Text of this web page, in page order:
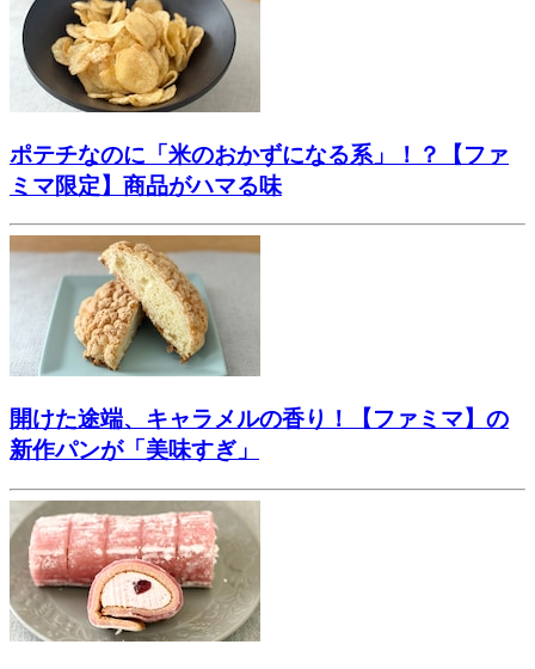
ポテチなのに「米のおかずになる系」！？【ファ
ミマ限定】商品がハマる味
開けた途端、キャラメルの香り！【ファミマ】の
新作パンが「美味すぎ」